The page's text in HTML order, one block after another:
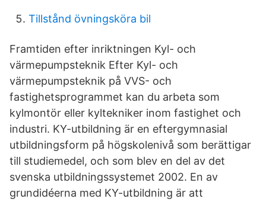
Tillstånd övningsköra bil
Framtiden efter inriktningen Kyl- och
värmepumpsteknik Efter Kyl- och
värmepumpsteknik på VVS- och
fastighetsprogrammet kan du arbeta som
kylmontör eller kyltekniker inom fastighet och
industri. KY-utbildning är en eftergymnasial
utbildningsform på högskolenivå som berättigar
till studiemedel, och som blev en del av det
svenska utbildningssystemet 2002. En av
grundidéerna med KY-utbildning är att